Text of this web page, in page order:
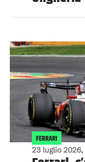
23 luglio 2026,
FERRARI